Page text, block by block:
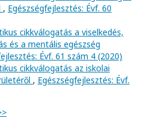
, Egészségfejlesztés: Évf. 60
cikkválogatás a viselkedés,
és a mentális egészség
Évf. 61 szám 4 (2020)
cikkválogatás az iskolai
, Egészségfejlesztés: Évf.